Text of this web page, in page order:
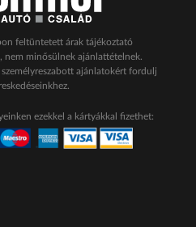
feltüntetett árak tájékoztató
nem minősülnek ajánlattételnek.
ajánlatokért fordulj
ezekkel a kártyákkal fizethet: